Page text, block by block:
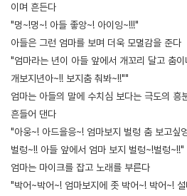
이며 흔든다
"멍~!멍~! 아들 좋앙~! 아이잉~!!!"
아들은 그런 엄마를 보며 더욱 모멸감을 준다
"엄마라는 년이 아들 앞에서 개꼬리 달고 춤
개보지년아~!! 보지춤 춰봐~!!""
엄마는 아들의 말에 수치심 보다는 극도의 흥
흔들어 댄다
"아웅~! 아드을응~! 엄마보지 벌렁 춤 보고싶
벌렁~!! 아들 앞에서 엄마 보지 벌렁~!벌렁~!!"
엄마는 마이크를 잡고 노래를 부른다
"박어~박어~! 엄마보지에 좃 박어~! 박어~!